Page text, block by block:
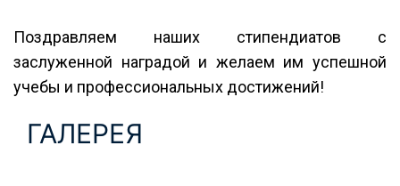
Поздравляем наших стипендиатов с
заслуженной наградой и желаем им успешной
учебы и профессиональных достижений!
ГАЛЕРЕЯ